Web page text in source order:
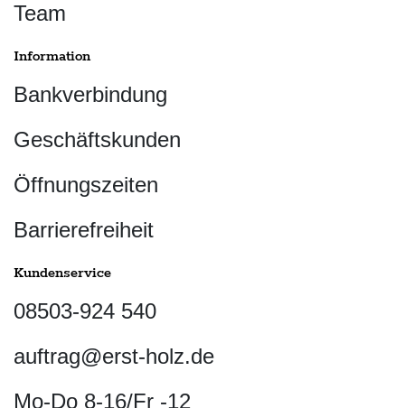
Team
Information
Bankverbindung
Geschäftskunden
Öffnungszeiten
Barrierefreiheit
Kundenservice
08503-924 540
auftrag@erst-holz.de
Mo-Do 8-16/Fr -12